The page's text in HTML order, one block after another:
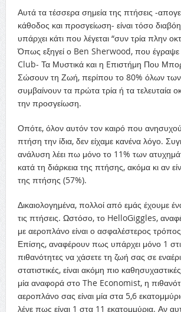
Αυτά τα τέσσερα σημεία της πτήσεις -
κάθοδος και προσγείωση- είναι τόσο
υπάρχει κάτι που λέγεται “συν τρία πλην
Όπως εξηγεί ο Ben Sherwood, που
Club- Τα Μυστικά και η Eπιστήμη Που
Σώσουν τη Ζωή, περίπου το 80% όλων
συμβαίνουν τα πρώτα τρία ή τα τελευταία
την προσγείωση.
Οπότε, όλον αυτόν τον καιρό που
πτήση την ίδια, δεν είχαμε κανένα λόγο.
ανάλυση λέει πω μόνο το 11% των
κατά τη διάρκεια της πτήσης, ακόμα κι αν
της πτήσης (57%).
Δικαιολογημένα, πολλοί από εμάς έχουμε
τις πτήσεις. Ωστόσο, το HelloGiggles,
με αεροπλάνο είναι ο ασφαλέστερος
Επίσης, αναφέρουν πως υπάρχει μόνο 1
πιθανότητες να χάσετε τη ζωή σας σε
στατιστικές, είναι ακόμη πιο
μία αναφορά στο The Economist, η
αεροπλάνο σας είναι μία στα 5,6
λένε πως είναι 1 στα 11 εκατομμύρια. Αν